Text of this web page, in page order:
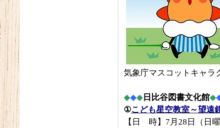
気象庁マスコットキャラ
◆◆◆ 日比谷図書文化館◆
①こども星空教室～望遠
【日 時】7月28日（日